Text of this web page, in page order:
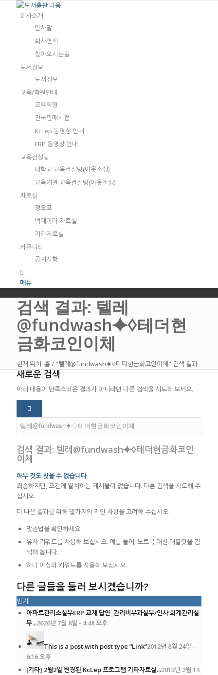
회사소개
인사말
회사연혁
찾아오시는길
도서정보
도서정보
교육/학원안내
교육학원
전국판매서점
KcLep 동영상 안내
ERP 동영상 안내
교육컨설팅
대학교 교육컨설팅(아웃소싱)
교육기관 교육컨설팅(아웃소싱)
자료실
정오표
백데이터 자료실
기타자료실
커뮤니티
공지사항
메뉴
검색 결과: 텔레
@fundwash⯌♢테더현
금화코인이체
현재 위치: 홈/ "텔레@fundwash⯌♢테더현금화코인이체" 검색 결과
새로운 검색
아래 내용이 만족스러운 결과가 아니라면 다른 검색을 시도해 보세요.
검색 결과: 텔레@fundwash⯌♢테더현금화코인
이체
아무 것도 찾을 수 없습니다
죄송하지만, 조건에 일치하는 게시물이 없습니다. 다른 검색을 시도해 주
십시오.
더 나은 결과를 위해 몇가지의 제안 사항을 고려해 주십시오.
맞춤법을 확인하세요.
유사 키워드를 사용해 보십시오. 예를 들어, 노트북 대신 태블릿을 검
색해 봅니다.
하나 이상의 키워드를 사용해 보십시오.
다른 글들을 둘러 보시겠습니까?
인기
아파트관리소실무ERP 교재 답안_관리비부과실무/인사’회계관리실
무...2026년 7월 8일 - 4:48 오후
This is a post with post type “Link”2012년 8월 24일 -
6:16 오후
[기타] 2월2일 변경된 KcLep 프로그램 기타자료실...2013년 2월 14